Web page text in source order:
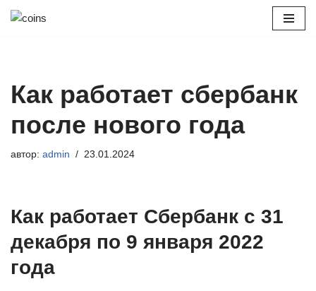
Как работает сбербанк
после нового года
автор: admin 23.01.2024
Как работает Сбербанк с 31
декабря по 9 января 2022
года